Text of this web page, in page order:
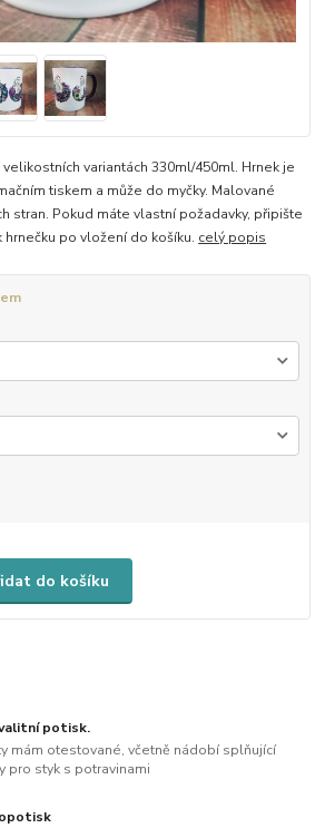
variantách 330ml/450ml. Hrnek je
tiskem a může do myčky. Malované
stran. Pokud máte vlastní požadavky, připište
po vložení do košíku. celý popis
do košíku
potisk.
mám otestované, včetně nádobí splňující
pro styk s potravinami